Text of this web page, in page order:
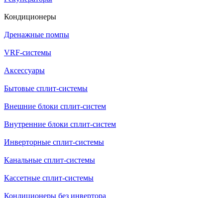
Кондиционеры
Дренажные помпы
VRF-системы
Аксессуары
Бытовые сплит-системы
Внешние блоки сплит-систем
Внутренние блоки сплит-систем
Инверторные сплит-системы
Канальные сплит-системы
Кассетные сплит-системы
Кондиционеры без инвертора